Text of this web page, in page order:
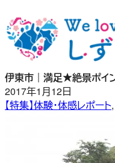
容
を
ッ
プ
伊東市｜満足★絶景ポイ
2017年1月12日
【特集】体験・体感レポート,